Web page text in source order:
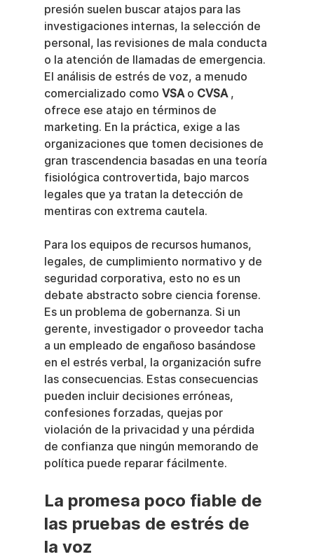
presión suelen buscar atajos para las
investigaciones internas, la selección de
personal, las revisiones de mala conducta
o la atención de llamadas de emergencia.
El análisis de estrés de voz, a menudo
comercializado como VSA o CVSA ,
ofrece ese atajo en términos de
marketing. En la práctica, exige a las
organizaciones que tomen decisiones de
gran trascendencia basadas en una teoría
fisiológica controvertida, bajo marcos
legales que ya tratan la detección de
mentiras con extrema cautela.
Para los equipos de recursos humanos,
legales, de cumplimiento normativo y de
seguridad corporativa, esto no es un
debate abstracto sobre ciencia forense.
Es un problema de gobernanza. Si un
gerente, investigador o proveedor tacha
a un empleado de engañoso basándose
en el estrés verbal, la organización sufre
las consecuencias. Estas consecuencias
pueden incluir decisiones erróneas,
confesiones forzadas, quejas por
violación de la privacidad y una pérdida
de confianza que ningún memorando de
política puede reparar fácilmente.
La promesa poco fiable de
las pruebas de estrés de
la voz